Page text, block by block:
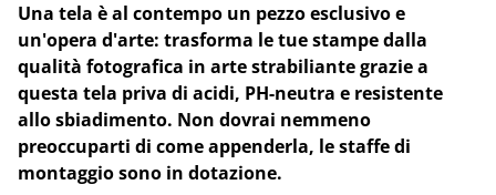
Una tela è al contempo un pezzo esclusivo e
un'opera d'arte: trasforma le tue stampe dalla
qualità fotografica in arte strabiliante grazie a
questa tela priva di acidi, PH-neutra e resistente
allo sbiadimento. Non dovrai nemmeno
preoccuparti di come appenderla, le staffe di
montaggio sono in dotazione.